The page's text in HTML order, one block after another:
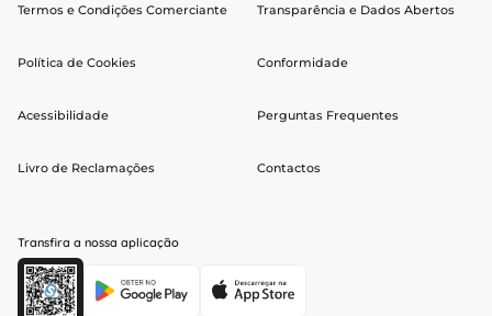
Termos e Condições Comerciante
Política de Cookies
Acessibilidade
Livro de Reclamações
Transparência e Dados Abertos
Conformidade
Perguntas Frequentes
Contactos
Transfira a nossa aplicação